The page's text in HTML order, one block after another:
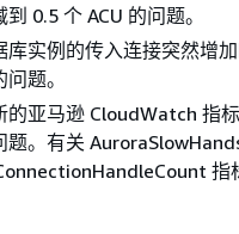
0.5 个 ACU 的问题。
库实例的传入连接突然增
题。
的亚马逊 CloudWatch 指
题。有关
指